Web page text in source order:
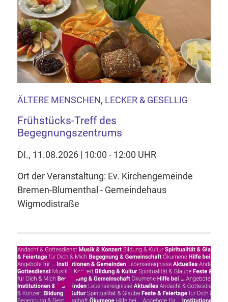
ÄLTERE MENSCHEN, LECKER & GESELLIG
Frühstücks-Treff des
Begegnungszentrums
DI., 11.08.2026 | 10:00 - 12:00 UHR
Ort der Veranstaltung: Ev. Kirchengemeinde
Bremen-Blumenthal - Gemeindehaus
Wigmodistraße